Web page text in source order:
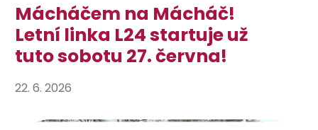
Mácháčem na Mácháč!
Letní linka L24 startuje už
tuto sobotu 27. června!
22. 6. 2026